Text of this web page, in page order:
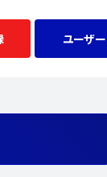
ユーザー